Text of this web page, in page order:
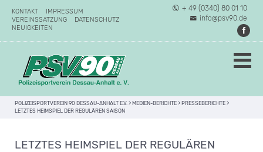
KONTAKT
IMPRESSUM
VEREINSSATZUNG
DATENSCHUTZ
NEUIGKEITEN
+ 49 (0340) 80 01 10
info@psv90.de
POLIZEISPORTVEREIN 90 DESSAU-ANHALT E.V. > MEDIEN-BERICHTE > PRESSEBERICHTE >
LETZTES HEIMSPIEL DER REGULÄREN SAISON
LETZTES HEIMSPIEL DER REGULÄREN